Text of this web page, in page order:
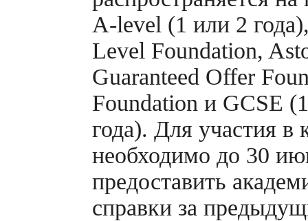
A-level (1 или 2
Level Foundation,
Guaranteed Offer
Foundation и GCSE
года). Для участия в
необходимо до 30
предоставить
справки за